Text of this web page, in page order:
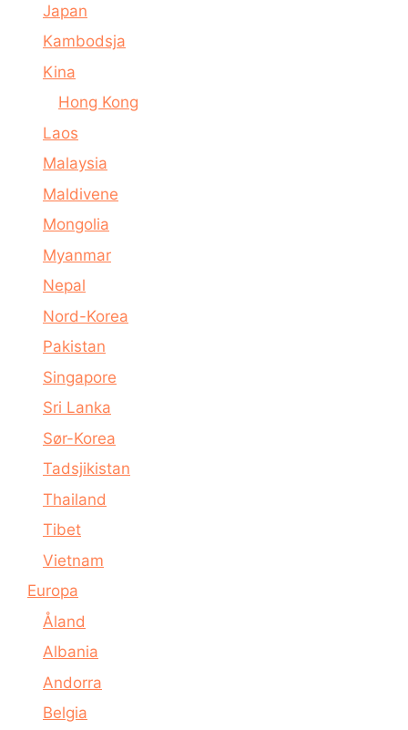
Japan
Kambodsja
Kina
Hong Kong
Laos
Malaysia
Maldivene
Mongolia
Myanmar
Nepal
Nord-Korea
Pakistan
Singapore
Sri Lanka
Sør-Korea
Tadsjikistan
Thailand
Tibet
Vietnam
Europa
Åland
Albania
Andorra
Belgia